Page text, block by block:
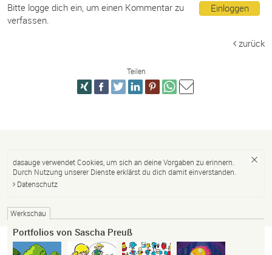
Einloggen
Bitte logge dich ein, um einen Kommentar zu
verfassen.
zurück
Teilen
dasauge verwendet Cookies, um sich an deine Vorgaben zu erinnern.
Durch Nutzung unserer Dienste erklärst du dich damit einverstanden.
Datenschutz
Werkschau
Portfolios von Sascha Preuß